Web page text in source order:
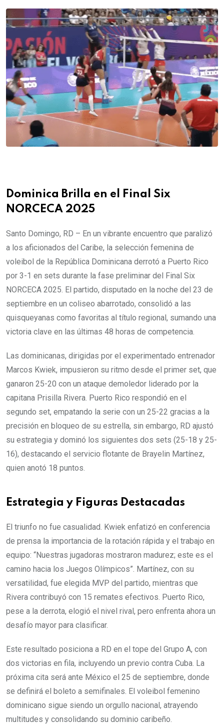
Dominica Brilla en el Final Six
NORCECA 2025
Santo Domingo, RD – En un vibrante encuentro que paralizó
a los aficionados del Caribe, la selección femenina de
voleibol de la República Dominicana derrotó a Puerto Rico
por 3-1 en sets durante la fase preliminar del Final Six
NORCECA 2025. El partido, disputado en la noche del 23 de
septiembre en un coliseo abarrotado, consolidó a las
quisqueyanas como favoritas al título regional, sumando una
victoria clave en las últimas 48 horas de competencia.
Las dominicanas, dirigidas por el experimentado entrenador
Marcos Kwiek, impusieron su ritmo desde el primer set, que
ganaron 25-20 con un ataque demoledor liderado por la
capitana Prisilla Rivera. Puerto Rico respondió en el
segundo set, empatando la serie con un 25-22 gracias a la
precisión en bloqueo de su estrella, sin embargo, RD ajustó
su estrategia y dominó los siguientes dos sets (25-18 y 25-
16), destacando el servicio flotante de Brayelin Martínez,
quien anotó 18 puntos.
Estrategia y Figuras Destacadas
El triunfo no fue casualidad. Kwiek enfatizó en conferencia
de prensa la importancia de la rotación rápida y el trabajo en
equipo: “Nuestras jugadoras mostraron madurez; este es el
camino hacia los Juegos Olímpicos”. Martínez, con su
versatilidad, fue elegida MVP del partido, mientras que
Rivera contribuyó con 15 remates efectivos. Puerto Rico,
pese a la derrota, elogió el nivel rival, pero enfrenta ahora un
desafío mayor para clasificar.
Este resultado posiciona a RD en el tope del Grupo A, con
dos victorias en fila, incluyendo un previo contra Cuba. La
próxima cita será ante México el 25 de septiembre, donde
se definirá el boleto a semifinales. El voleibol femenino
dominicano sigue siendo un orgullo nacional, atrayendo
multitudes y consolidando su dominio caribeño.